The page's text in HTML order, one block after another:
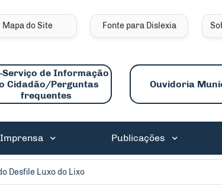
acessibilidade
Mapa do Site Fonte para Dislexia
Serviço de Informação
Cidadão/Perguntas
frequentes
Ouvidoria
Imprensa Publicações
Desfile Luxo do Lixo